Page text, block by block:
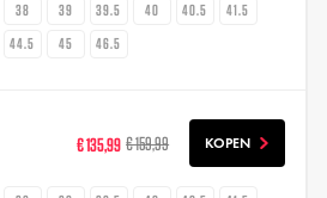
38 39 39.5 40 40.5
41.5
44.5 45 46.5
€ 135,99 € 159,99 KOPEN